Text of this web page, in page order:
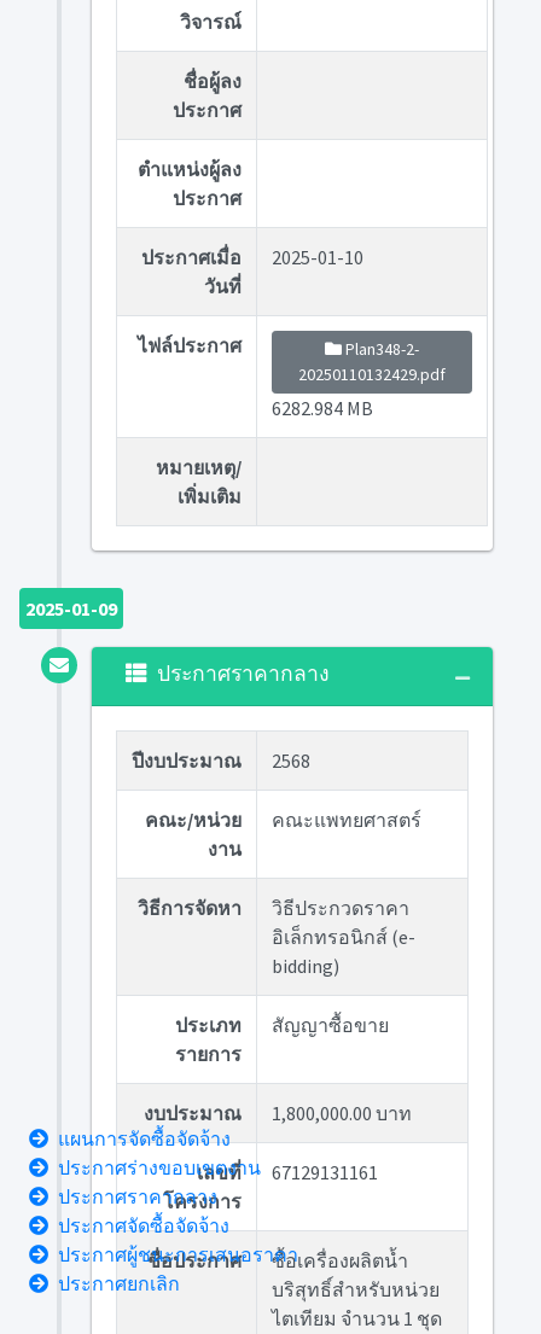
วิจารณ์
ชื่อผู้ลง
ประกาศ
ตำแหน่งผู้ลง
ประกาศ
ประกาศเมื่อ
วันที่
2025-01-10
ไฟล์ประกาศ
Plan348-2-
20250110132429.pdf
6282.984 MB
หมายเหตุ/
เพิ่มเติม
2025-01-09
ประกาศราคากลาง
ปีงบประมาณ 2568
คณะ/หน่วย
งาน
คณะแพทยศาสตร์
วิธีการจัดหา
วิธีประกวดราคา
อิเล็กทรอนิกส์ (e-
bidding)
ประเภท
รายการ
สัญญาซื้อขาย
งบประมาณ 1,800,000.00 บาท
เลขที่
โครงการ
67129131161
ชื่อประกาศ
ซื้อเครื่องผลิตน้ำ
บริสุทธิ์สำหรับหน่วย
ไตเทียม จำนวน 1 ชุด
แผนการจัดซื้อจัดจ้าง
ประกาศร่างขอบเขตงาน
ประกาศราคากลาง
ประกาศจัดซื้อจัดจ้าง
ประกาศผู้ชนะการเสนอราคา
ประกาศยกเลิก